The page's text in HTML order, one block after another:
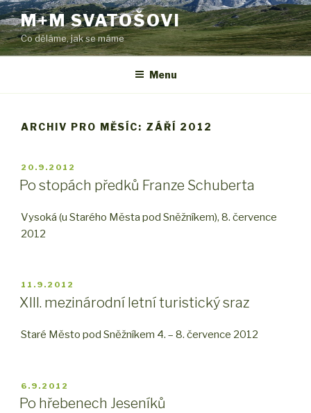
Přejít
k
obsahu
webu
M+M SVATOŠOVI
Co děláme, jak se máme
Menu
ARCHIV PRO MĚSÍC: ZÁŘÍ 2012
PUBLIKOVÁNO
20.9.2012
Po stopách předků Franze Schuberta
Vysoká (u Starého Města pod Sněžníkem), 8. července
2012
PUBLIKOVÁNO
11.9.2012
XIII. mezinárodní letní turistický sraz
Staré Město pod Sněžníkem 4. – 8. července 2012
PUBLIKOVÁNO
6.9.2012
Po hřebenech Jeseníků